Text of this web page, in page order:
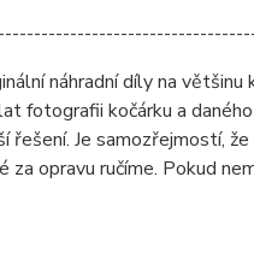
náhradní díly na
fotografii kočárku a
řešení. Je samozřejmostí,
za opravu ručíme. Pokud